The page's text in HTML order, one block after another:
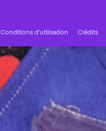
Conditions d’utilisation Crédits